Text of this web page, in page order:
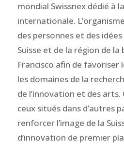
mondial Swissnex dédié à
internationale.
des personnes et des
Suisse et de la région de la
Francisco afin de favoriser
les domaines de la
de l’innovation et des arts.
ceux situés dans d’autres
renforcer l’image de la
d’innovation de premier